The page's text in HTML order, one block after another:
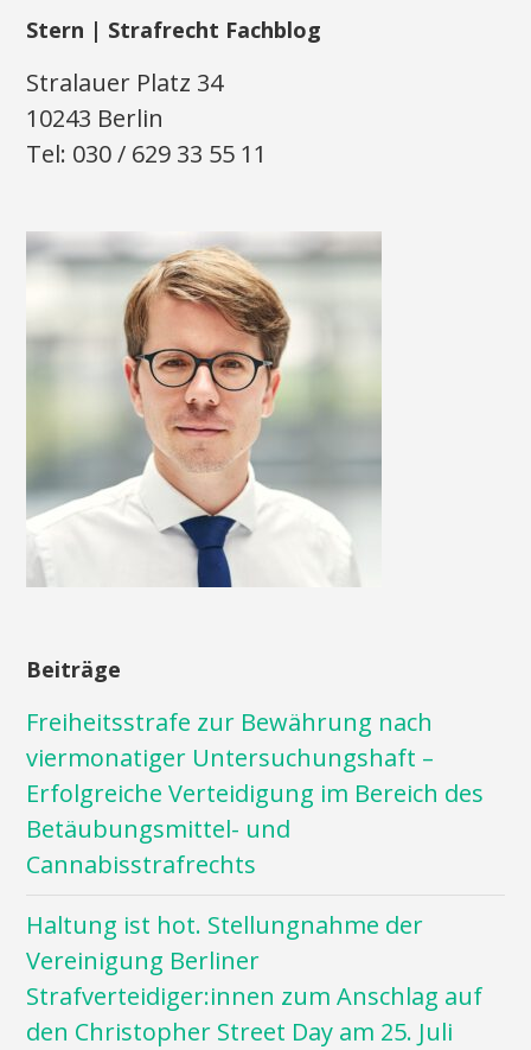
Stern | Strafrecht Fachblog
Stralauer Platz 34
10243 Berlin
Tel: 030 / 629 33 55 11
Beiträge
Freiheitsstrafe zur Bewährung nach
viermonatiger Untersuchungshaft –
Erfolgreiche Verteidigung im Bereich des
Betäubungsmittel- und
Cannabisstrafrechts
Haltung ist hot. Stellungnahme der
Vereinigung Berliner
Strafverteidiger:innen zum Anschlag auf
den Christopher Street Day am 25. Juli